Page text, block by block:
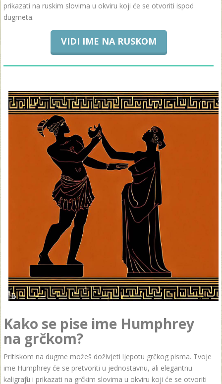
prikazati na ruskim slovima u okviru koji će se otvoriti ispod
dugmeta.
VIDI IME NA RUSKOM
Kako se pise ime Humphrey
na grčkom?
Pritiskom na dugme možeš doživjeti ljepotu grčkog pisma. Tvoje
ime Humphrey će se pretvoriti u jednostavnu, ali elegantnu
kaligrafiju i prikazati na grčkim slovima u okviru koji će se otvoriti